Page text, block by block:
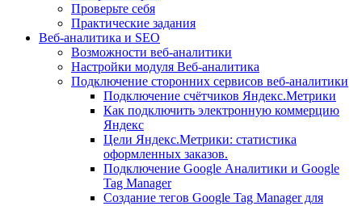
Проверьте себя
Практические задания
Веб-аналитика и SEO
Возможности веб-аналитики
Настройки модуля Веб-аналитика
Подключение сторонних сервисов веб-аналитики
Подключение счётчиков Яндекс.Метрики
Как подключить электронную коммерцию
Яндекс
Цели Яндекс.Метрики: статистика
оформленных заказов.
Подключение Google Аналитики и Google
Tag Manager
Создание тегов Google Tag Manager для